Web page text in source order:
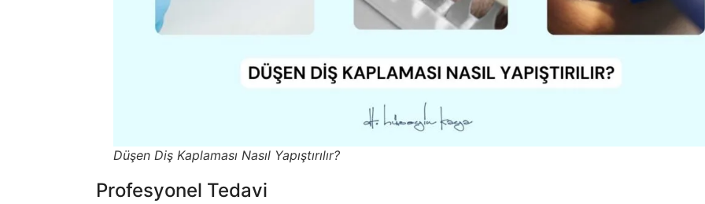
Düşen Diş Kaplaması Nasıl Yapıştırılır?
Profesyonel Tedavi